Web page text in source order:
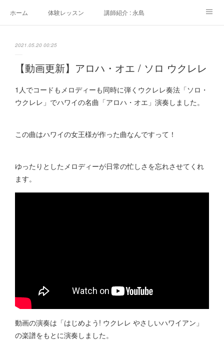
ホーム 体験レッスン 講師紹介 : 永島
2021.05.20 00:25
【動画更新】アロハ・オエ / ソロ ウクレレ
1人でコードもメロディーも同時に弾くウクレレ奏法「ソロ・
ウクレレ」でハワイの名曲「アロハ・オエ」演奏しました。
この曲はハワイの女王様が作った曲なんですって！
ゆったりとしたメロディーが日常の忙しさを忘れさせてくれ
ます。
動画の演奏は「はじめよう! ウクレレ やさしいハワイアン」
の楽譜をもとに演奏しました。